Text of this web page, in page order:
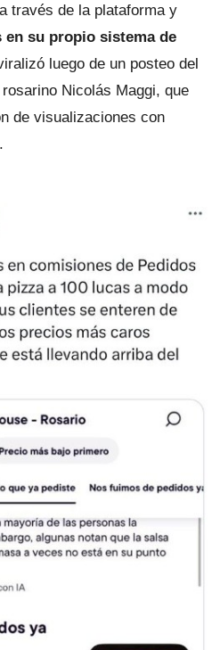
través de la plataforma y
su propio sistema de
luego de un posteo del
Nicolás Maggi, que
de visualizaciones con